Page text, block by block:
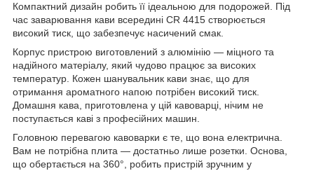
Компактний дизайн робить її ідеальною для подорожей. Під
час заварювання кави всередині CR 4415 створюється
високий тиск, що забезпечує насичений смак.
Корпус пристрою виготовлений з алюмінію — міцного та
надійного матеріалу, який чудово працює за високих
температур. Кожен шанувальник кави знає, що для
отримання ароматного напою потрібен високий тиск.
Домашня кава, приготовлена у цій кавоварці, нічим не
поступається каві з професійних машин.
Головною перевагою кавоварки є те, що вона електрична.
Вам не потрібна плита — достатньо лише розетки. Основа,
що обертається на 360°, робить пристрій зручним у